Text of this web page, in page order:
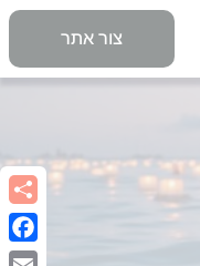
צור אתר